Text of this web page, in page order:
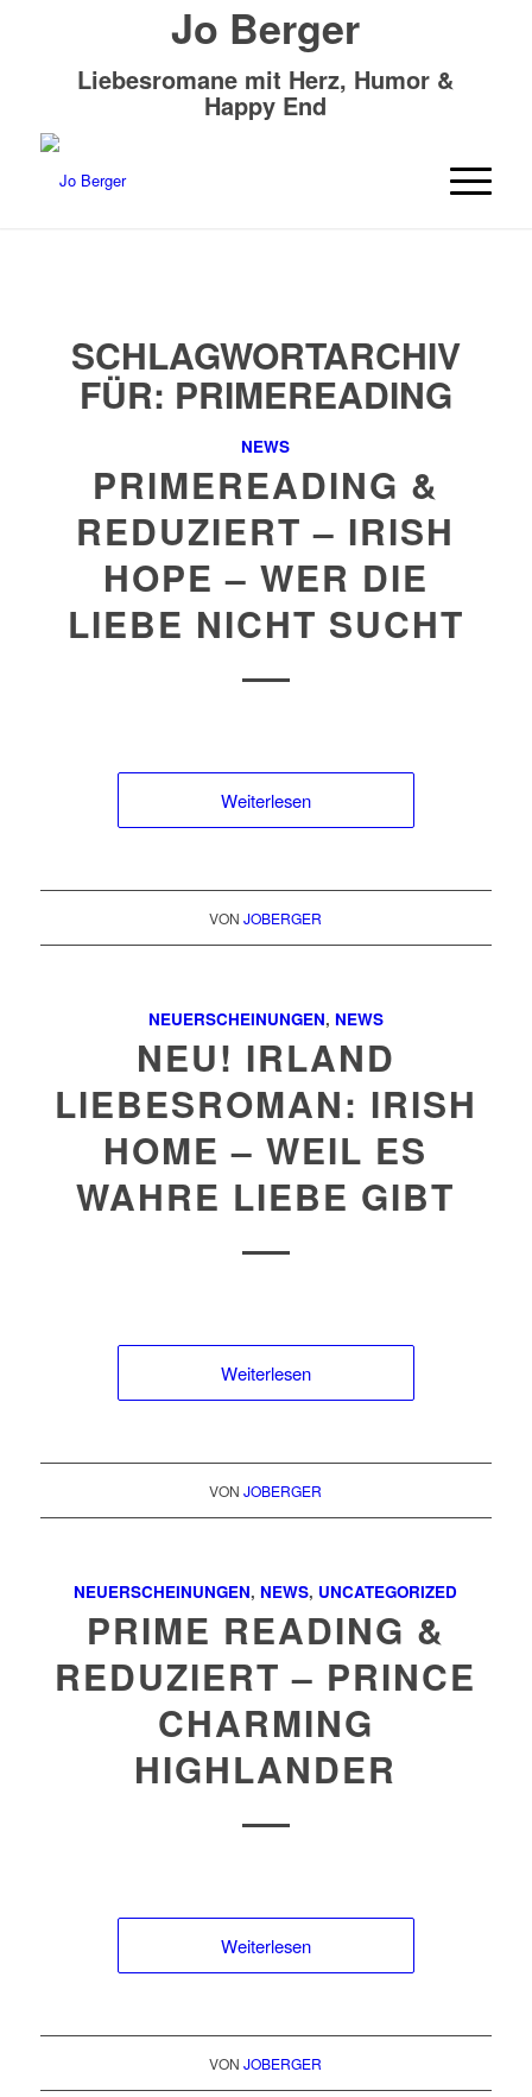
Jo Berger
Liebesromane mit Herz, Humor &
Happy End
SCHLAGWORTARCHIV
FÜR: PRIMEREADING
NEWS
PRIMEREADING &
REDUZIERT – IRISH
HOPE – WER DIE
LIEBE NICHT SUCHT
Weiterlesen
VONJOBERGER
NEUERSCHEINUNGEN, NEWS
NEU! IRLAND
LIEBESROMAN: IRISH
HOME – WEIL ES
WAHRE LIEBE GIBT
Weiterlesen
VONJOBERGER
NEUERSCHEINUNGEN, NEWS, UNCATEGORIZED
PRIME READING &
REDUZIERT – PRINCE
CHARMING
HIGHLANDER
Weiterlesen
VONJOBERGER